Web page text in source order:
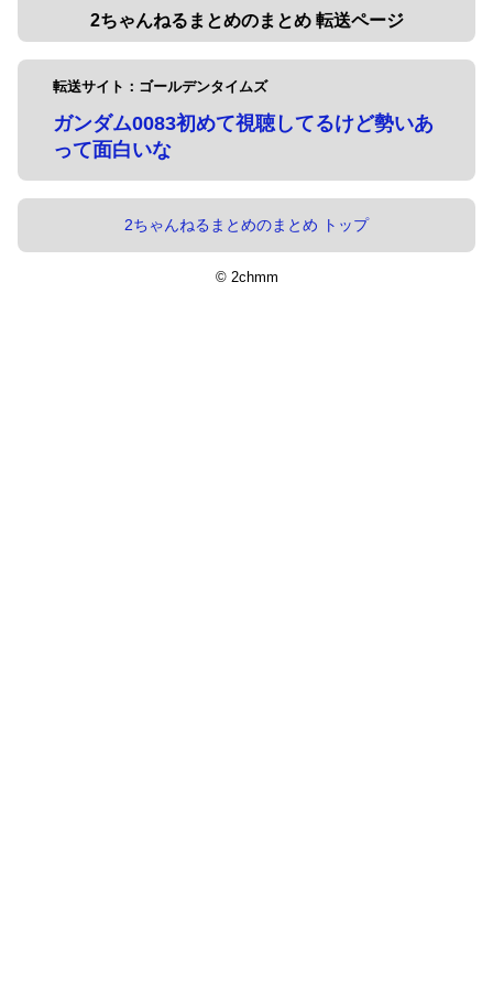
2ちゃんねるまとめのまとめ 転送ページ
転送サイト：ゴールデンタイムズ
ガンダム0083初めて視聴してるけど勢いあ
って面白いな
2ちゃんねるまとめのまとめ トップ
© 2chmm